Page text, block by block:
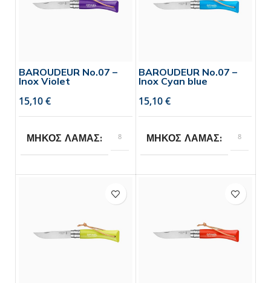
BAROUDEUR No.07 –
Inox Violet
€
ΜΗΚΟΣ ΛΑΜΑΣ 8
BAROUDEUR No.07 –
Inox Cyan blue
€
ΜΗΚΟΣ ΛΑΜΑΣ 8